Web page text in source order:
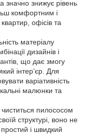
значно знижує рівень
комфортним і
офісів та
матеріалу
дизайнів і
що дає змогу
інтер’єр. Для
варіативність
малюнки та
чиститься пилососом
структурі, воно не
і швидкий